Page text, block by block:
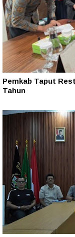
Pemkab Taput
Tahun‎